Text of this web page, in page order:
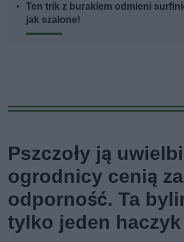
Ten trik z burakiem odmieni
jak szalone!
Pszczoły ją
ogrodnicy cenią za
odporność. Ta
tylko jeden haczyk